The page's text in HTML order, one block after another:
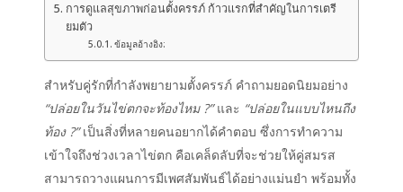
การดูแลสุขภาพก่อนตั้งครรภ์ ก้าวแรกที่สำคัญในการเตรี
ยมตัว
ข้อมูลอ้างอิง:
สำหรับคู่รักที่กำลังพยายามตั้งครรภ์ คำถามยอดนิยมอย่าง
“ปล่อยในวันไข่ตกจะท้องไหม ?”และ “ปล่อยในแบบไหนถึง
ท้อง ?”เป็นสิ่งที่หลายคนอยากได้คำตอบ ซึ่งการทำความ
เข้าใจถึงช่วงเวลาไข่ตก คือเคล็ดลับที่จะช่วยให้คู่สมรส
สามารถวางแผนการมีเพศสัมพันธ์ได้อย่างแม่นยำ พร้อมทั้ง